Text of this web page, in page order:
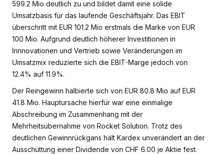
599.2 Mio deutlich zu und bildet damit eine solide
Umsatzbasis für das laufende Geschäftsjahr. Das EBIT
überschritt mit EUR 101.2 Mio erstmals die Marke von EUR
100 Mio. Aufgrund deutlich höherer Investitionen in
Innnovationen und Vertrieb sowie Veränderungen im
Umsatzmix reduzierte sich die EBIT-Marge jedoch von
12.4% auf 11.9%.
Der Reingewinn halbierte sich von EUR 80.8 Mio auf EUR
41.8 Mio. Hauptursache hierfür war eine einmalige
Abschreibung im Zusammenhang mit der
Mehrheitsübernahme von Rocket Solution. Trotz des
deutlichen Gewinnrückgans hält Kardex unverändert an der
Ausschüttung einer Dividende von CHF 6.00 je Aktie fest.